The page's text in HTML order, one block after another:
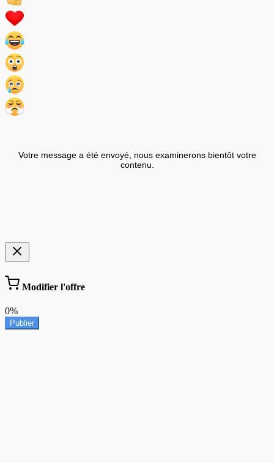
Votre message a été envoyé, nous examinerons bientôt votre
contenu.
Modifier l'offre
0%
Publier